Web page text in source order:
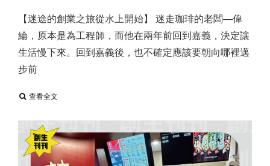
【迷途的創業之旅從水上開始】 迷走珈琲的老闆—偉
綸，原本是為工程師，而他在兩年前回到嘉義，決定讓
生活慢下來。 ​ 回到嘉義後，也不確定應該要朝向哪裡邁
步前
查看全文